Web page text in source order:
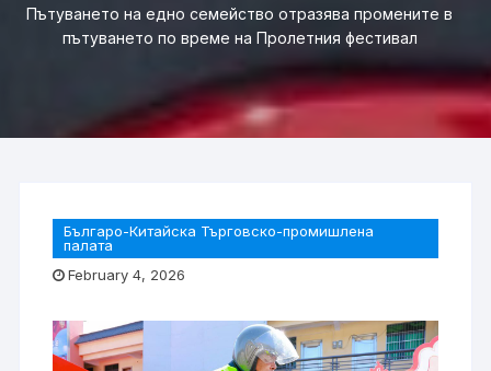
Пътуването на едно семейство отразява промените в
пътуването по време на Пролетния фестивал
Българо-Китайска Търговско-промишлена
палaта
February 4, 2026